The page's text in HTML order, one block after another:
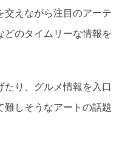
交えながら注目のアーテ
どのタイムリーな情報を
たり、グルメ情報を入口
難しそうなアートの話題